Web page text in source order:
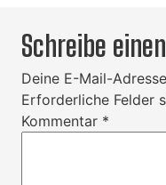
Schreibe
Deine E-Mail-
Erforderliche Felder
Kommentar *